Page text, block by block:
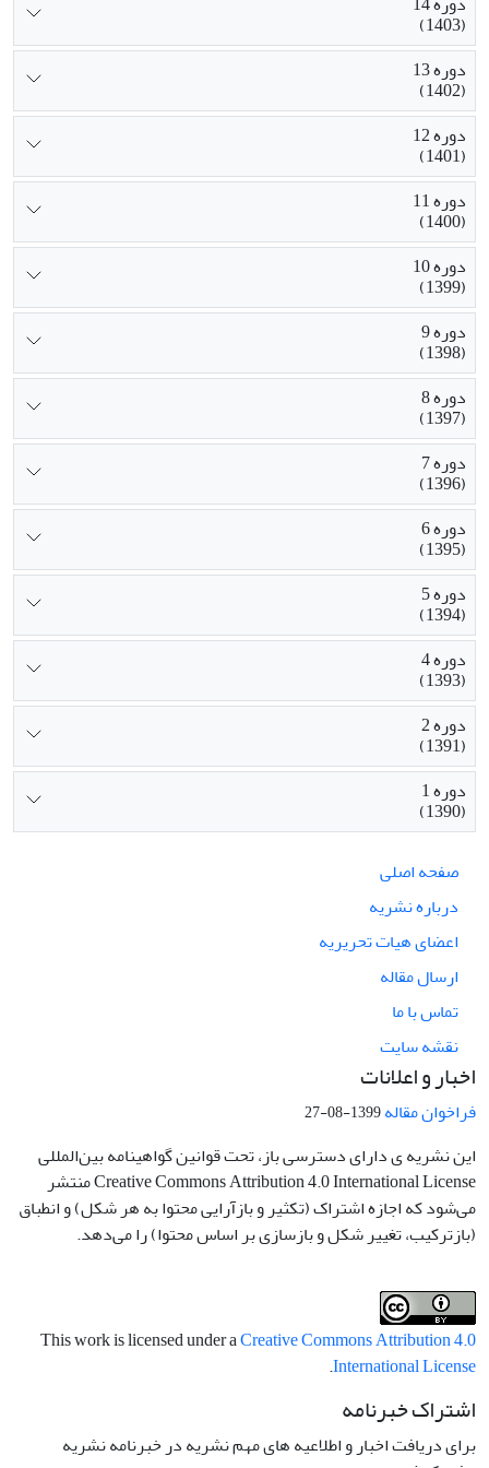
(1403)
دوره 13
(1402)
دوره 12
(1401)
دوره 11
(1400)
دوره 10
(1399)
دوره 9
(1398)
دوره 8
(1397)
دوره 7
(1396)
دوره 6
(1395)
دوره 5
(1394)
دوره 4
(1393)
دوره 2
(1391)
دوره 1
(1390)
صفحه اصلی
درباره نشریه
اعضای هیات تحریریه
ارسال مقاله
تماس با ما
نقشه سایت
اخبار و اعلانات
فراخوان مقاله1399-08-27
این نشریه ی دارای دسترسی باز، تحت قوانین گواهینامه بین‌المللی
Creative Commons Attribution 4.0 International License منتشر
می‌شود که اجازه اشتراک (تکثیر و بازآرایی محتوا به هر شکل) و انطباق
(بازترکیب، تغییر شکل و بازسازی بر اساس محتوا) را می‌دهد.
This work is licensed under aCreative Commons Attribution 4.0
International License
.
اشتراک خبرنامه
برای دریافت اخبار و اطلاعیه های مهم نشریه در خبرنامه نشریه